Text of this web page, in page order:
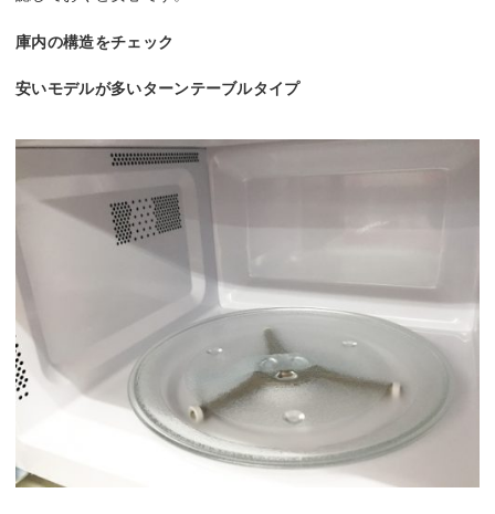
庫内の構造をチェック
安いモデルが多いターンテーブルタイプ